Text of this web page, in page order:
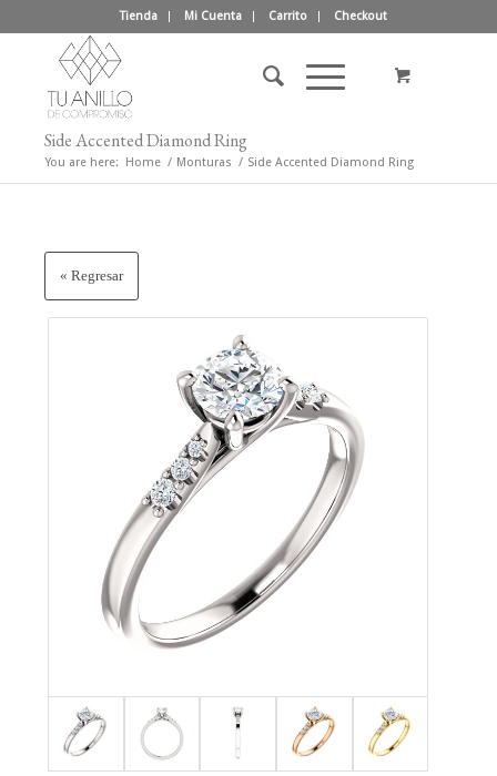
Tienda Mi Cuenta Carrito Checkout
Side Accented Diamond Ring
You are here: Home / Monturas / Side Accented Diamond Ring
« Regresar